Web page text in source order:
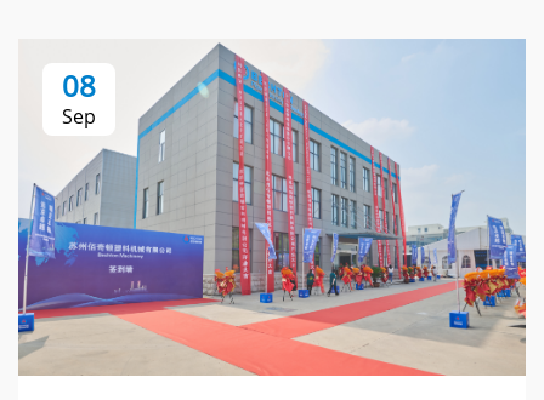
08
Sep